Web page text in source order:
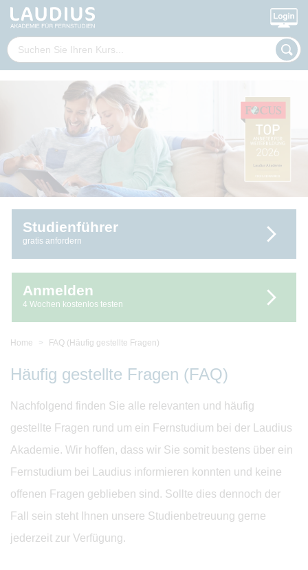
Studienführer
gratis anfordern
Anmelden
4 Wochen kostenlos testen
Home FAQ (Häufig gestellte Fragen)
Häufig gestellte Fragen (FAQ)
Nachfolgend finden Sie alle relevanten und häufig
gestellte Fragen rund um ein Fernstudium bei der Laudius
Akademie. Wir hoffen, dass wir Sie somit bestens über ein
Fernstudium bei Laudius informieren konnten und keine
offenen Fragen geblieben sind. Sollte dies dennoch der
Fall sein steht Ihnen unsere Studienbetreuung gerne
jederzeit zur Verfügung.